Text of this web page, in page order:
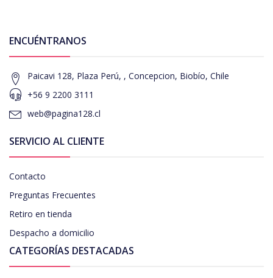
ENCUÉNTRANOS
Paicavi 128, Plaza Perú, , Concepcion, Biobío, Chile
+56 9 2200 3111
web@pagina128.cl
SERVICIO AL CLIENTE
Contacto
Preguntas Frecuentes
Retiro en tienda
Despacho a domicilio
CATEGORÍAS DESTACADAS